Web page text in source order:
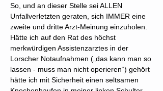
So, und an dieser Stelle sei ALLEN
Unfallverletzten geraten, sich IMMER eine
zweite und dritte Arzt-Meinung einzuholen.
Hätte ich auf den Rat des höchst
merkwürdigen Assistenzarztes in der
Lorscher Notaufnahmen („das kann man so
lassen - muss man nicht operieren“) gehört
hätte ich mit Sicherheit einen seltsamen